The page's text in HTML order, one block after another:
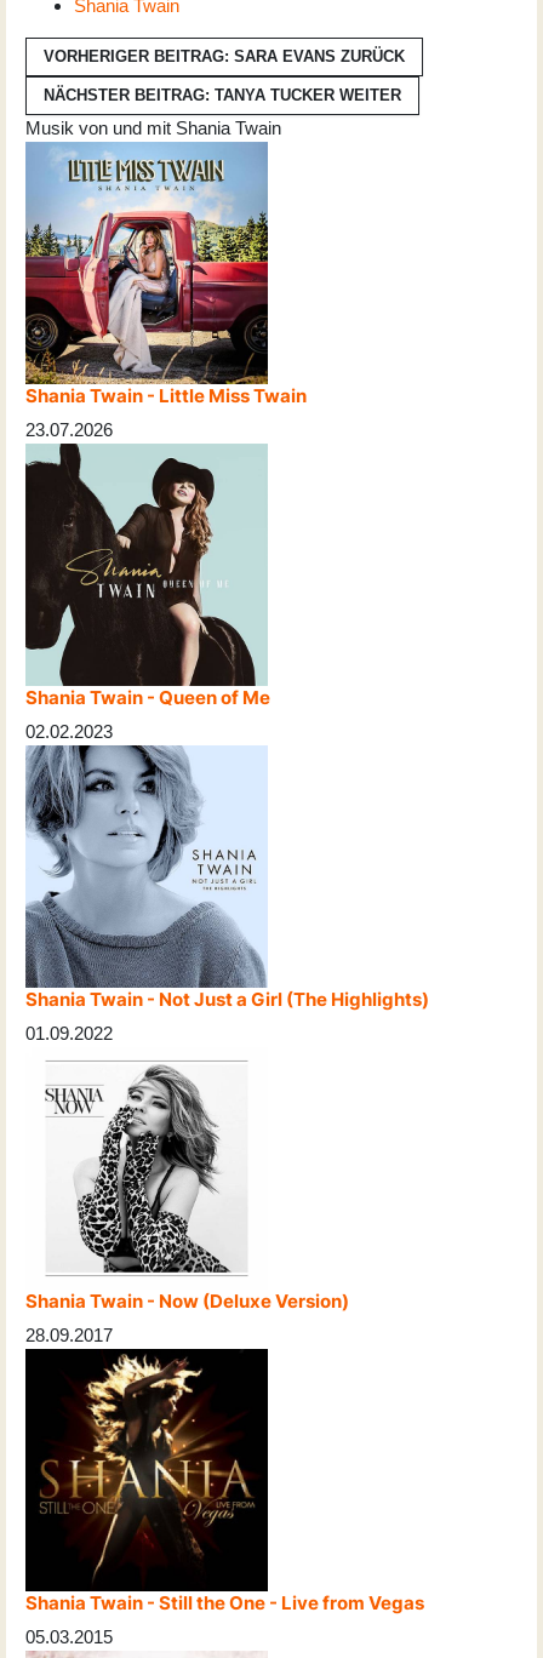
Shania Twain
VORHERIGER BEITRAG: SARA EVANS ZURÜCK
NÄCHSTER BEITRAG: TANYA TUCKER WEITER
Musik von und mit Shania Twain
Shania Twain - Little Miss Twain
23.07.2026
Shania Twain - Queen of Me
02.02.2023
Shania Twain - Not Just a Girl (The Highlights)
01.09.2022
Shania Twain - Now (Deluxe Version)
28.09.2017
Shania Twain - Still the One - Live from Vegas
05.03.2015